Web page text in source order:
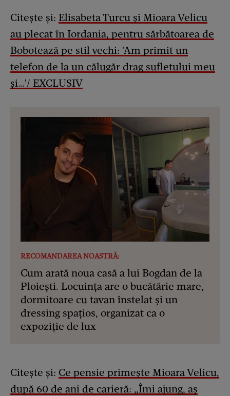
Citește și: Elisabeta Turcu și Mioara Velicu
au plecat în Iordania, pentru sărbătoarea de
Bobotează pe stil vechi: 'Am primit un
telefon de la un călugăr drag sufletului meu
și…'/ EXCLUSIV
RECOMANDAREA NOASTRĂ:
Cum arată noua casă a lui Bogdan de la
Ploiești. Locuința are o bucătărie mare,
dormitoare cu tavan înstelat și un
dressing spațios, organizat ca o
expoziție de lux
Citește și: Ce pensie primește Mioara Velicu,
după 60 de ani de carieră: „Îmi ajung, aș